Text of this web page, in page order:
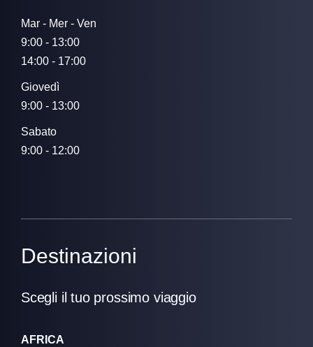
Mar - Mer - Ven
9:00 - 13:00
14:00 - 17:00
Giovedì
9:00 - 13:00
Sabato
9:00 - 12:00
Destinazioni
Scegli il tuo prossimo viaggio
AFRICA